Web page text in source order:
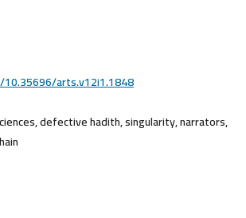
arts.v12i1.1848
defective hadith, singularity, narrators,